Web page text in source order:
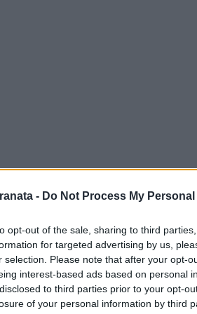
- Do Not Process My
opt-out of the sale, sharing to third
for targeted advertising by us,
selection. Please note that after your opt-
interest-based ads based on personal
to third parties prior to your opt-
of your personal information by third
Lambiase con la
dedizione e lavoro
di lasciare il club
lontano dai campi di
con una lettera toccante
che lo ha